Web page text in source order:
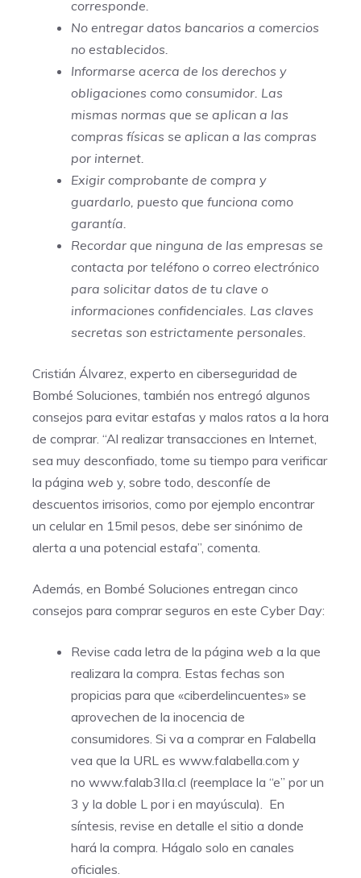
corresponde.
No entregar datos bancarios a comercios
no establecidos.
Informarse acerca de los derechos y
obligaciones como consumidor. Las
mismas normas que se aplican a las
compras físicas se aplican a las compras
por internet.
Exigir comprobante de compra y
guardarlo, puesto que funciona como
garantía.
Recordar que ninguna de las empresas se
contacta por teléfono o correo electrónico
para solicitar datos de tu clave o
informaciones confidenciales. Las claves
secretas son estrictamente personales.
Cristián Álvarez, experto en ciberseguridad de
Bombé Soluciones, también nos entregó algunos
consejos para evitar estafas y malos ratos a la hora
de comprar. “Al realizar transacciones en Internet,
sea muy desconfiado, tome su tiempo para verificar
la página web y, sobre todo, desconfíe de
descuentos irrisorios, como por ejemplo encontrar
un celular en 15mil pesos, debe ser sinónimo de
alerta a una potencial estafa”, comenta.
Además, en Bombé Soluciones entregan cinco
consejos para comprar seguros en este Cyber Day:
Revise cada letra de la página web a la que
realizara la compra. Estas fechas son
propicias para que «ciberdelincuentes» se
aprovechen de la inocencia de
consumidores. Si va a comprar en Falabella
vea que la URL es www.falabella.com y
no www.falab3IIa.cl (reemplace la “e” por un
3 y la doble L por i en mayúscula). En
síntesis, revise en detalle el sitio a donde
hará la compra. Hágalo solo en canales
oficiales.